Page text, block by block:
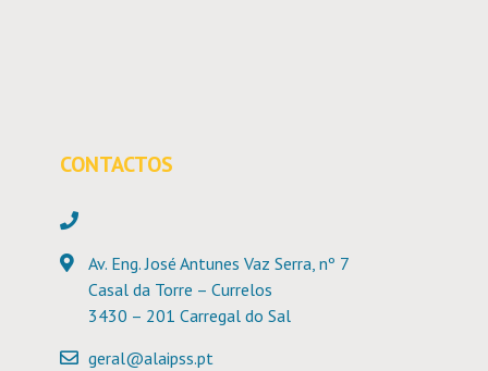
CONTACTOS
Av. Eng. José Antunes Vaz Serra, nº 7
Casal da Torre – Currelos
3430 – 201 Carregal do Sal
geral@alaipss.pt